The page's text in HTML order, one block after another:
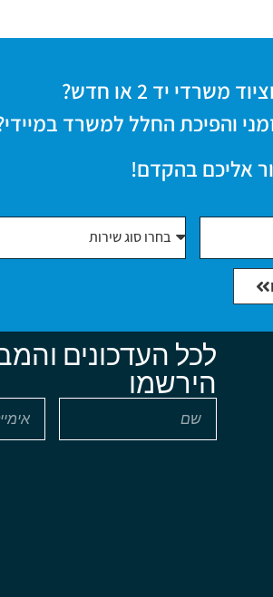
יד 2 או חדש?
והפיכת החלל למשרד
אליכם בהקדם!
לכל העדכונים
הירשמו